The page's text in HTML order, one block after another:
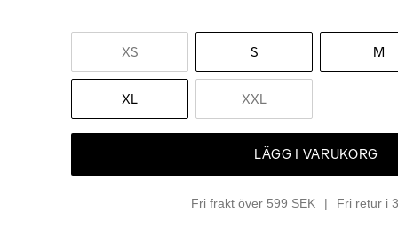
XS S M
XL XXL
LÄGG I VARUKORG
Fri frakt över 599 SEK Fri retur i